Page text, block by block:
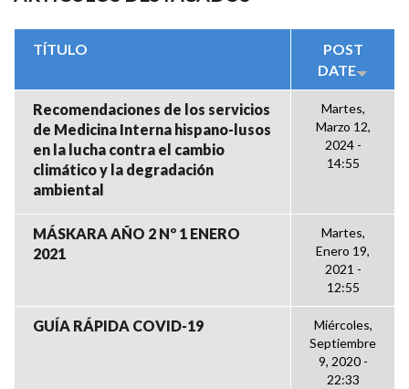
TÍTULO
POST
DATE
Recomendaciones de los servicios
de Medicina Interna hispano-lusos
en la lucha contra el cambio
climático y la degradación
ambiental
Martes,
Marzo 12,
2024 -
14:55
MÁSKARA AÑO 2 Nº 1 ENERO
2021
Martes,
Enero 19,
2021 -
12:55
GUÍA RÁPIDA COVID-19
Miércoles,
Septiembre
9, 2020 -
22:33